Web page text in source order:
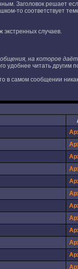
Заголовок решает
то соответствует
случаев.
на которое
удобнее читать другим
в самом сообщении